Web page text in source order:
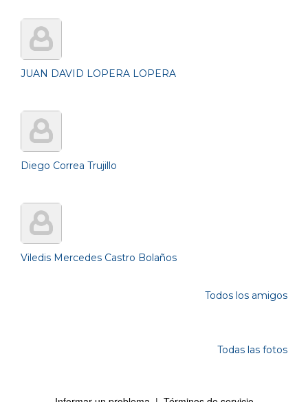
JUAN DAVID LOPERA LOPERA
Diego Correa Trujillo
Viledis Mercedes Castro Bolaños
Todos los amigos
Todas las fotos